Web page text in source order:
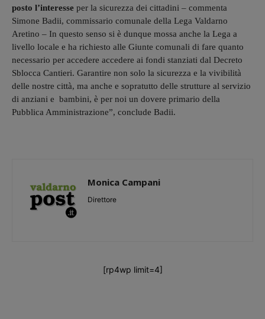
posto l’interesse per la sicurezza dei cittadini – commenta
Simone Badii, commissario comunale della Lega Valdarno
Aretino – In questo senso si è dunque mossa anche la Lega a
livello locale e ha richiesto alle Giunte comunali di fare quanto
necessario per accedere accedere ai fondi stanziati dal Decreto
Sblocca Cantieri. Garantire non solo la sicurezza e la vivibilità
delle nostre città, ma anche e sopratutto delle strutture al servizio
di anziani e bambini, è per noi un dovere primario della
Pubblica Amministrazione”, conclude Badii.
Monica Campani
Direttore
[rp4wp limit=4]